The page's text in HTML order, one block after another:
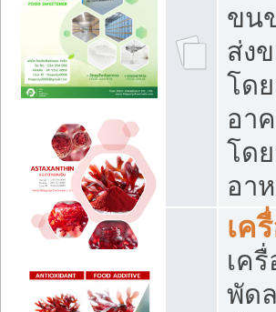
ขน
ส่ง
โด
อา
โด
อา
เค
เค
พัด